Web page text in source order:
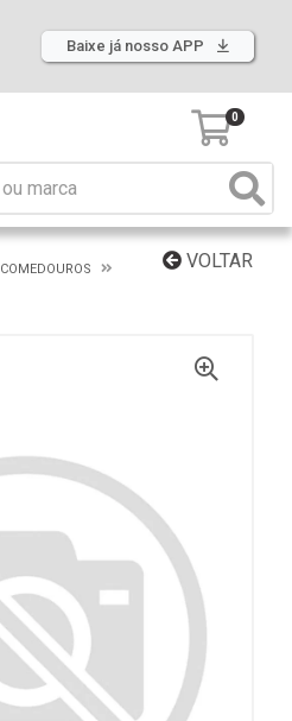
Baixe já nosso APP
0
VOLTAR
COMEDOUROS